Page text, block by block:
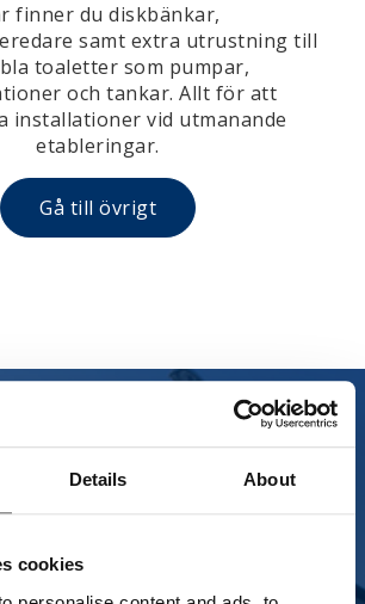
Details About
cookies
finner du diskbänkar,
samt extra utrustning till
toaletter som pumpar,
och tankar. Allt för att
installationer vid utmanande
etableringar.
Gå till övrigt
Om Sanifix
vattenfestivalen som hölls i